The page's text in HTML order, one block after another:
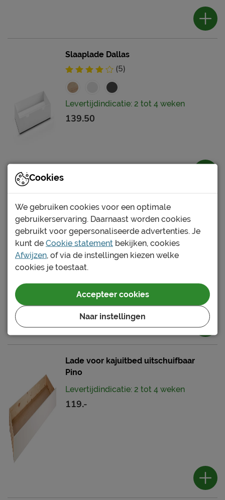
Slaaplade Dallas
(5)
Levertijdindicatie: 2 tot 4 weken
139.50
Bedlade peuterbed
(1)
Levertijdindicatie: 2 tot 4 weken
88.95
Lade voor kajuitbed uitschuifbaar
Pino
Levertijdindicatie: 2 tot 4 weken
119.-
Cookies
We gebruiken cookies voor een optimale
gebruikerservaring. Daarnaast worden cookies
gebruikt voor gepersonaliseerde advertenties. Je
kunt de Cookie statement bekijken, cookies
Afwijzen, of via de instellingen kiezen welke
cookies je toestaat.
Naar instellingen
Accepteer cookies